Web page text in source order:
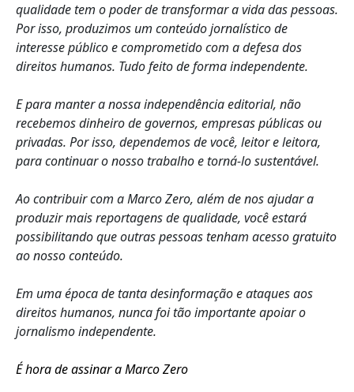
qualidade tem o poder de transformar a vida das pessoas.
Por isso, produzimos um conteúdo jornalístico de
interesse público e comprometido com a defesa dos
direitos humanos. Tudo feito de forma independente.
E para manter a nossa independência editorial, não
recebemos dinheiro de governos, empresas públicas ou
privadas. Por isso, dependemos de você, leitor e leitora,
para continuar o nosso trabalho e torná-lo sustentável.
Ao contribuir com a Marco Zero, além de nos ajudar a
produzir mais reportagens de qualidade, você estará
possibilitando que outras pessoas tenham acesso gratuito
ao nosso conteúdo.
Em uma época de tanta desinformação e ataques aos
direitos humanos, nunca foi tão importante apoiar o
jornalismo independente.
É hora de assinar a Marco Zero